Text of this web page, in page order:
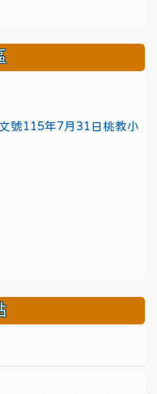
號115年7月31日桃教小